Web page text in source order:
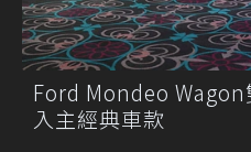
Ford Mondeo
入主經典車款